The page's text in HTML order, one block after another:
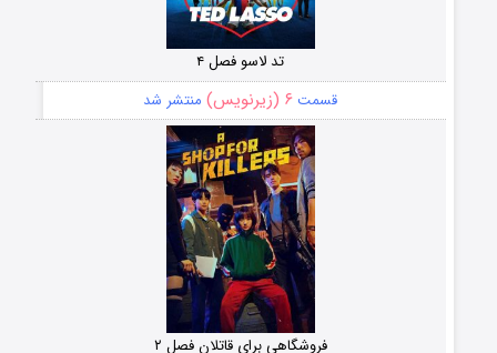
تد لاسو فصل ۴
قسمت ۶ (زیرنویس) منتشر شد
فروشگاهی برای قاتلان فصل ۲